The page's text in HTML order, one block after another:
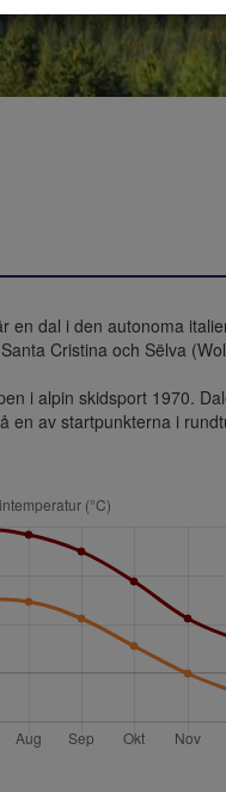
dal i den autonoma
Cristina och Sëlva
i alpin skidsport 1970.
en av startpunkterna i